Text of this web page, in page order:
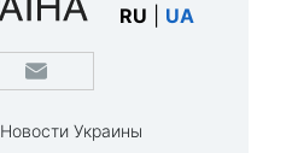
RU UA
Новости Украины